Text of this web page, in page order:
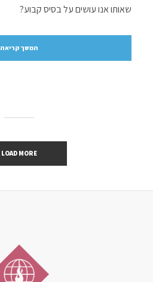
שאותו אנו עושים על בסיס קבוע?
המשך קריאה
LOAD MORE